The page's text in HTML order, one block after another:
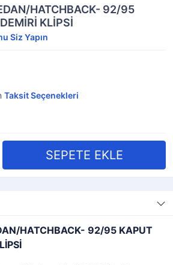
HATCHBACK- 92/95
KLİPSİ
Siz Yapın
Taksit Seçenekleri
HATCHBACK- 92/95 KAPUT